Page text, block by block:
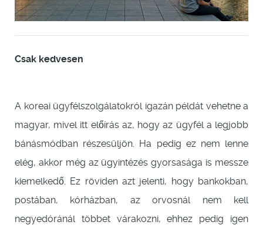
Csak kedvesen
A koreai ügyfélszolgálatokról igazán példát vehetne a
magyar, mivel itt előírás az, hogy az ügyfél a legjobb
bánásmódban részesüljön. Ha pedig ez nem lenne
elég, akkor még az ügyintézés gyorsasága is messze
kiemelkedő. Ez röviden azt jelenti, hogy bankokban,
postában, kórházban, az orvosnál nem kell
negyedóránál többet várakozni, ehhez pedig igen